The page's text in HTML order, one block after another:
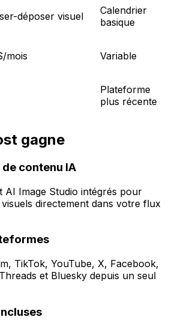
déposer visuel
Calendrier
basique
mois Variable
Plateforme
plus récente
gagne
contenu IA
AI Image Studio intégrés pour
directement dans votre flux
TikTok, YouTube, X, Facebook,
et Bluesky depuis un seul